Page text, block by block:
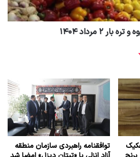
بار ۲ مرداد ۱۴۰۴
توافقنامه راهبردی سازمان منطقه